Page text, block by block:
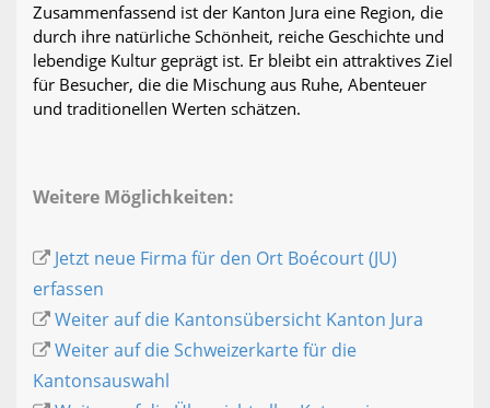
Zusammenfassend ist der Kanton Jura eine Region, die
durch ihre natürliche Schönheit, reiche Geschichte und
lebendige Kultur geprägt ist. Er bleibt ein attraktives Ziel
für Besucher, die die Mischung aus Ruhe, Abenteuer
und traditionellen Werten schätzen.
Weitere Möglichkeiten:
Jetzt neue Firma für den Ort Boécourt (JU)
erfassen
Weiter auf die Kantonsübersicht Kanton Jura
Weiter auf die Schweizerkarte für die
Kantonsauswahl